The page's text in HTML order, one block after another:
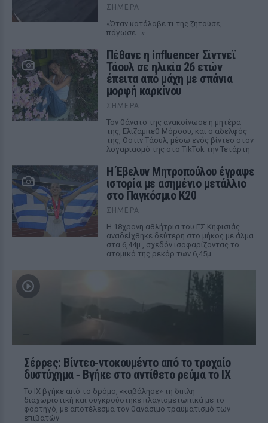
ΣΉΜΕΡΑ
«Όταν κατάλαβε τι της ζητούσε,
πάγωσε...»
Πέθανε η influencer Σίντνεϊ
Τάουλ σε ηλικία 26 ετών
έπειτα από μάχη με σπάνια
μορφή καρκίνου
ΣΉΜΕΡΑ
Τον θάνατο της ανακοίνωσε η μητέρα
της, Ελίζαμπεθ Μόροου, και ο αδελφός
της, Όστιν Τάουλ, μέσω ενός βίντεο στον
λογαριασμό της στο TikTok την Τετάρτη
Η Έβελυν Μητροπούλου έγραψε
ιστορία με ασημένιο μετάλλιο
στο Παγκόσμιο Κ20
ΣΉΜΕΡΑ
Η 18χρονη αθλήτρια του ΓΣ Κηφισιάς
αναδείχθηκε δεύτερη στο μήκος με άλμα
στα 6,44μ., σχεδόν ισοφαρίζοντας το
ατομικό της ρεκόρ των 6,45μ.
Σέρρες: Βίντεο‑ντοκουμέντο από το τροχαίο
δυστύχημα ‑ Βγήκε στο αντίθετο ρεύμα το ΙΧ
Το ΙΧ βγήκε από το δρόμο, «καβάλησε» τη διπλή
διαχωριστική και συγκρούστηκε πλαγιομετωπικά με το
φορτηγό, με αποτέλεσμα τον θανάσιμο τραυματισμό των
επιβατών